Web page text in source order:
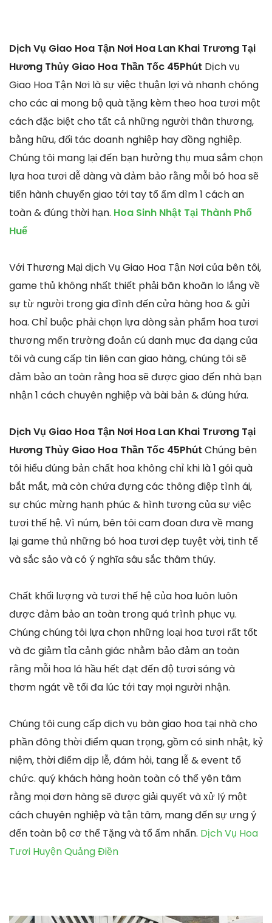
Dịch Vụ Giao Hoa Tận Nơi Hoa Lan Khai Trương Tại
Hương Thủy Giao Hoa Thần Tốc 45Phút Dịch vụ
Giao Hoa Tận Nơi là sự việc thuận lợi và nhanh chóng
cho các ai mong bộ quà tặng kèm theo hoa tươi một
cách đặc biệt cho tất cả những người thân thương,
bằng hữu, đối tác doanh nghiệp hay đồng nghiệp.
Chúng tôi mang lại đến bạn hưởng thụ mua sắm chọn
lựa hoa tươi dễ dàng và đảm bảo rằng mỗi bó hoa sẽ
tiến hành chuyển giao tới tay tổ ấm dìm 1 cách an
toàn & đúng thời hạn. Hoa Sinh Nhật Tại Thành Phố
Huế
Với Thương Mại dịch Vụ Giao Hoa Tận Nơi của bên tôi,
game thủ không nhất thiết phải băn khoăn lo lắng về
sự từ người trong gia đình đến cửa hàng hoa & gửi
hoa. Chỉ buộc phải chọn lựa dòng sản phẩm hoa tươi
thương mến trường đoản cú danh mục đa dạng của
tôi và cung cấp tin liên can giao hàng, chúng tôi sẽ
đảm bảo an toàn rằng hoa sẽ được giao đến nhà bạn
nhận 1 cách chuyên nghiệp và bài bản & đúng hứa.
Dịch Vụ Giao Hoa Tận Nơi Hoa Lan Khai Trương Tại
Hương Thủy Giao Hoa Thần Tốc 45Phút Chúng bên
tôi hiểu đúng bản chất hoa không chỉ khi là 1 gói quà
bắt mắt, mà còn chứa đựng các thông điệp tình ái,
sự chúc mừng hạnh phúc & hình tượng của sự việc
tươi thế hệ. Vì núm, bên tôi cam đoan đưa về mang
lại game thủ những bó hoa tươi đẹp tuyệt vời, tinh tế
và sắc sảo và có ý nghĩa sâu sắc thâm thúy.
Chất khối lượng và tươi thế hệ của hoa luôn luôn
được đảm bảo an toàn trong quá trình phục vụ.
Chúng chúng tôi lựa chọn những loại hoa tươi rất tốt
và đc giảm tỉa cảnh giác nhằm bảo đảm an toàn
rằng mỗi hoa lá hầu hết đạt đến độ tươi sáng và
thơm ngát về tối đa lúc tới tay mọi người nhận.
Chúng tôi cung cấp dịch vụ bàn giao hoa tại nhà cho
phần đông thời điểm quan trọng, gồm có sinh nhật, kỷ
niệm, thời điểm dịp lễ, đám hỏi, tang lễ & event tổ
chức. quý khách hàng hoàn toàn có thể yên tâm
rằng mọi đơn hàng sẽ được giải quyết và xử lý một
cách chuyên nghiệp và tận tâm, mang đến sự ưng ý
đến toàn bộ cơ thể Tặng và tổ ấm nhấn. Dịch Vụ Hoa
Tươi Huyện Quảng Điền